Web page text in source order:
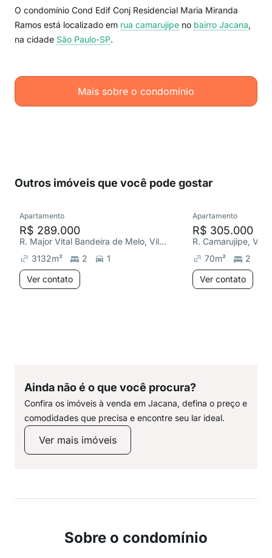
O condomínio Cond Edif Conj Residencial Maria Miranda
Ramos está localizado em rua camarujipe no bairro Jacana,
na cidade São Paulo-SP.
Mais sobre o condomínio
Outros imóveis que você pode gostar
Apartamento
R$ 289.000
R. Major Vital Bandeira de Melo, Vila Constança
3132m² 2
1
Ver contato
Apartamento
R$ 305.000
R. Camarujipe, Vila
70m² 2
Ver contato
Ainda não é o que você procura?
Confira os imóveis à venda em Jacana, defina o preço e
comodidades que precisa e encontre seu lar ideal.
Ver mais imóveis
Sobre o condomínio